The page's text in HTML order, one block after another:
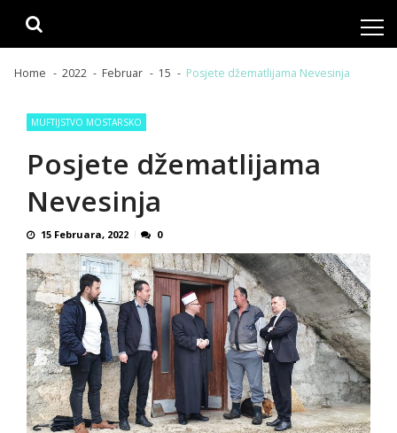
Home 2022 Februar 15 Posjete džematlijama Nevesinja
MUFTIJSTVO MOSTARSKO
Posjete džematlijama
Nevesinja
15 Februara, 2022 0